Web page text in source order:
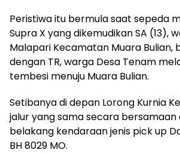
Peristiwa itu bermula saat sepeda
Supra X yang dikemudikan SA (13),
Malapari Kecamatan Muara Bulian,
dengan TR, warga Desa Tenam
tembesi menuju Muara Bulian.
Setibanya di depan Lorong Kurnia
jalur yang sama secara
belakang kendaraan jenis pick up
BH 8029 MO.